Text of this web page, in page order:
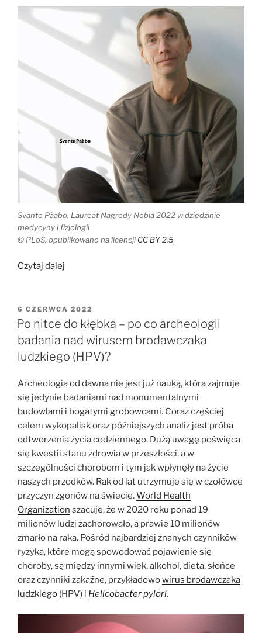
Svante Pääbo. Laureat Nagrody Nobla 2022 w dziedzinie
medycyny i fizjologii
© PLoS, opublikowano na licencji CC BY 2.5
Czytaj dalej
Nagrody
Nobla!”
OPUBLIKOWANE
W
6 CZERWCA 2022
Po nitce do kłębka – po co archeologii
badania nad wirusem brodawczaka
ludzkiego (HPV)?
Archeologia od dawna nie jest już nauką, która zajmuje
się jedynie badaniami nad monumentalnymi
budowlami i bogatymi grobowcami. Coraz częściej
celem wykopalisk oraz późniejszych analiz jest próba
odtworzenia życia codziennego. Dużą uwagę poświęca
się kwestii stanu zdrowia w przeszłości, a w
szczególności chorobom i tym jak wpłynęły na życie
naszych przodków. Rak od lat utrzymuje się w czołówce
przyczyn zgonów na świecie.World Health
Organization szacuje, że w 2020 roku ponad 19
milionów ludzi zachorowało, a prawie 10 milionów
zmarło na raka. Pośród najbardziej znanych czynników
ryzyka, które mogą spowodować pojawienie się
choroby, są między innymi wiek, alkohol, dieta, słońce
oraz czynniki zakaźne, przykładowowirus brodawczaka
ludzkiego (HPV) i Helicobacter pylori.